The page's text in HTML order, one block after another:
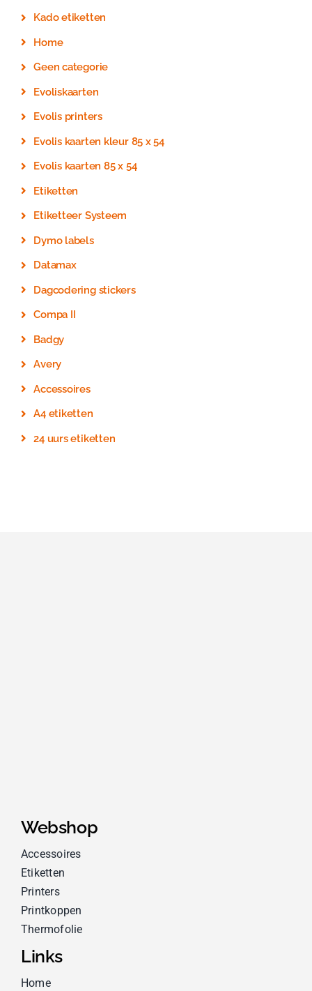
Kado etiketten
Home
Geen categorie
Evoliskaarten
Evolis printers
Evolis kaarten kleur 85 x 54
Evolis kaarten 85 x 54
Etiketten
Etiketteer Systeem
Dymo labels
Datamax
Dagcodering stickers
Compa II
Badgy
Avery
Accessoires
A4 etiketten
24 uurs etiketten
Webshop
Accessoires
Etiketten
Printers
Printkoppen
Thermofolie
Links
Home